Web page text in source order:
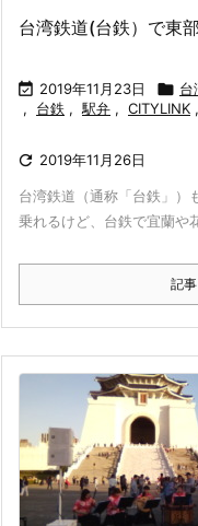
台湾鉄道(台鉄）で東
 2019年11月23日  台
,
台鉄 , 駅弁 , CITYLINK ,
 2019年11月26日
台湾鉄道（通称「台鉄」）
乗れるけど、台鉄で宜蘭や
記